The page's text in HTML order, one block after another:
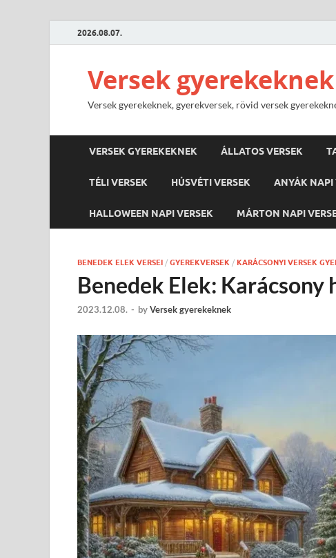
2026.08.07.
Versek gyerekeknek
Versek gyerekeknek, gyerekversek, rövid versek
VERSEK GYEREKEKNEK ÁLLATOS VERSEK
TÉLI VERSEK HÚSVÉTI VERSEK ANYÁK NAPI
HALLOWEEN NAPI VERSEK MÁRTON NAPI
BENEDEK ELEK VERSEI / GYEREKVERSEK / KARÁCSONYI VERSEK
Benedek Elek: Karácsony
2023.12.08. - byVersek gyerekeknek